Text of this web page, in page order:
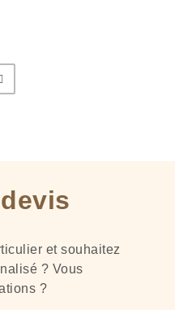
et souhaitez
? Vous
?